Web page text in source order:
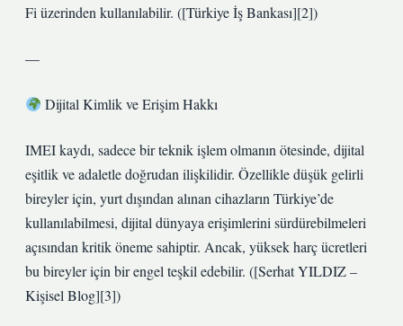
Fi üzerinden kullanılabilir. ([Türkiye İş Bankası][2])
—
Dijital Kimlik ve Erişim Hakkı
IMEI kaydı, sadece bir teknik işlem olmanın ötesinde, dijital
eşitlik ve adaletle doğrudan ilişkilidir. Özellikle düşük gelirli
bireyler için, yurt dışından alınan cihazların Türkiye’de
kullanılabilmesi, dijital dünyaya erişimlerini sürdürebilmeleri
açısından kritik öneme sahiptir. Ancak, yüksek harç ücretleri
bu bireyler için bir engel teşkil edebilir. ([Serhat YILDIZ –
Kişisel Blog][3])